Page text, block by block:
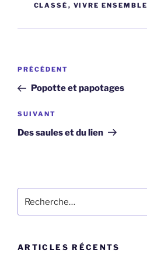
CLASSÉ , VIVRE ENSEMBLE
Navigation
l’article
Article
précédent
PRÉCÉDENT
Popotte et papotages
Article
suivant
SUIVANT
Des saules et du lien
pour
ARTICLES RÉCENTS